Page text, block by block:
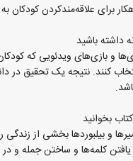
برای علاقه‌مند‌کردن کودکان
داشته باشید
و بازی‌های ویدئویی که
بخوانید
و بیلبوردها بخشی از
کلمه‌ها و ساختن جمله و